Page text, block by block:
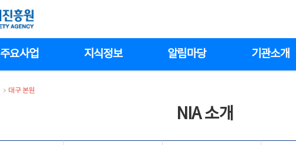
주요사업 지식정보 알림마당 기관소개
>
대구 본원
NIA 소개